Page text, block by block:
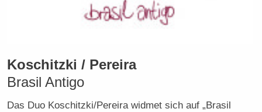
Koschitzki / Pereira
Brasil Antigo
Das Duo Koschitzki/Pereira widmet sich auf „Brasil